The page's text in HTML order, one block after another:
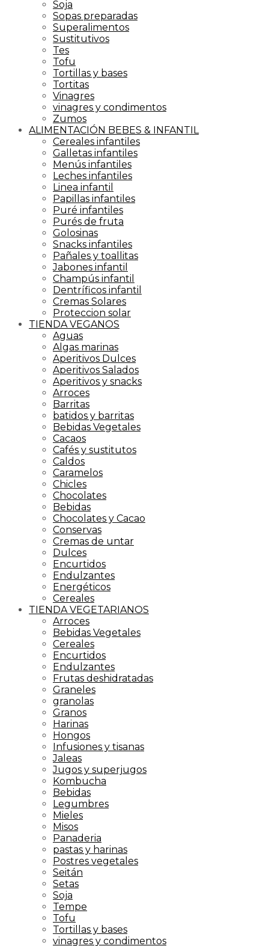
Soja
Sopas preparadas
Superalimentos
Sustitutivos
Tes
Tofu
Tortillas y bases
Tortitas
Vinagres
vinagres y condimentos
Zumos
ALIMENTACIÓN BEBES & INFANTIL
Cereales infantiles
Galletas infantiles
Menús infantiles
Leches infantiles
Linea infantil
Papillas infantiles
Puré infantiles
Purés de fruta
Golosinas
Snacks infantiles
Pañales y toallitas
Jabones infantil
Champús infantil
Dentríficos infantil
Cremas Solares
Proteccion solar
TIENDA VEGANOS
Aguas
Algas marinas
Aperitivos Dulces
Aperitivos Salados
Aperitivos y snacks
Arroces
Barritas
batidos y barritas
Bebidas Vegetales
Cacaos
Cafés y sustitutos
Caldos
Caramelos
Chicles
Chocolates
Bebidas
Chocolates y Cacao
Conservas
Cremas de untar
Dulces
Encurtidos
Endulzantes
Energéticos
Cereales
TIENDA VEGETARIANOS
Arroces
Bebidas Vegetales
Cereales
Encurtidos
Endulzantes
Frutas deshidratadas
Graneles
granolas
Granos
Harinas
Hongos
Infusiones y tisanas
Jaleas
Jugos y superjugos
Kombucha
Bebidas
Legumbres
Mieles
Misos
Panaderia
pastas y harinas
Postres vegetales
Seitán
Setas
Soja
Tempe
Tofu
Tortillas y bases
vinagres y condimentos